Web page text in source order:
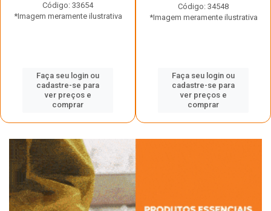
Código: 33654
*Imagem meramente ilustrativa
Faça seu login ou
cadastre-se para
ver preços e
comprar
Código: 34548
*Imagem meramente ilustrativa
Faça seu login ou
cadastre-se para
ver preços e
comprar